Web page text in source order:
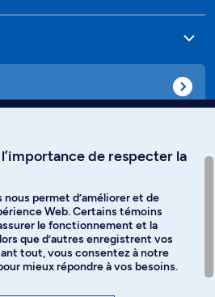
Instagram
de respecter la
permet d’améliorer et de
Web. Certains témoins
le fonctionnement et la
que d’autres enregistrent vos
tout, vous consentez à notre
mieux répondre à vos besoins.